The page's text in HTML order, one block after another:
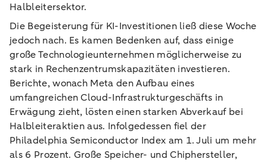
Halbleitersektor.
Die Begeisterung für KI-Investitionen ließ diese Woche
jedoch nach. Es kamen Bedenken auf, dass einige
große Technologieunternehmen möglicherweise zu
stark in Rechenzentrumskapazitäten investieren.
Berichte, wonach Meta den Aufbau eines
umfangreichen Cloud-Infrastrukturgeschäfts in
Erwägung zieht, lösten einen starken Abverkauf bei
Halbleiteraktien aus. Infolgedessen fiel der
Philadelphia Semiconductor Index am 1. Juli um mehr
als 6 Prozent. Große Speicher- und Chiphersteller,